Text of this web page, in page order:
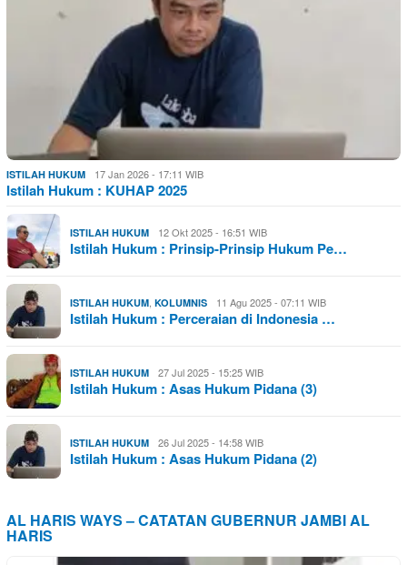
ISTILAH HUKUM 17 Jan 2026 - 17:11 WIB
Istilah Hukum : KUHAP 2025
ISTILAH HUKUM 12 Okt 2025 - 16:51 WIB
Istilah Hukum : Prinsip-Prinsip Hukum Pe…
ISTILAH HUKUM KOLUMNIS 11 Agu 2025 - 07:11 WIB
Istilah Hukum : Perceraian di Indonesia …
ISTILAH HUKUM 27 Jul 2025 - 15:25 WIB
Istilah Hukum : Asas Hukum Pidana (3)
ISTILAH HUKUM 26 Jul 2025 - 14:58 WIB
Istilah Hukum : Asas Hukum Pidana (2)
AL HARIS WAYS – CATATAN GUBERNUR JAMBI AL
HARIS